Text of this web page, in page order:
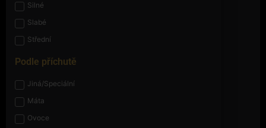
Silné
Slabé
Střední
Podle příchutě
Jiná/Speciální
Máta
Ovoce